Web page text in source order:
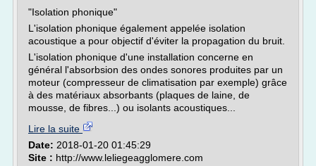
"Isolation phonique"
L'isolation phonique également appelée isolation
acoustique a pour objectif d'éviter la propagation du bruit.
L'isolation phonique d'une installation concerne en
général l'absorbsion des ondes sonores produites par un
moteur (compresseur de climatisation par exemple) grâce
à des matériaux absorbants (plaques de laine, de
mousse, de fibres...) ou isolants acoustiques...
Lire la suite
Date: 2018-01-20 01:45:29
Site : http://www.leliegeagglomere.com